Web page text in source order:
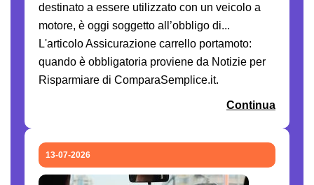
destinato a essere utilizzato con un veicolo a
motore, è oggi soggetto all’obbligo di...
L'articolo Assicurazione carrello portamoto:
quando è obbligatoria proviene da Notizie per
Risparmiare di ComparaSemplice.it.
Continua
13-07-2026